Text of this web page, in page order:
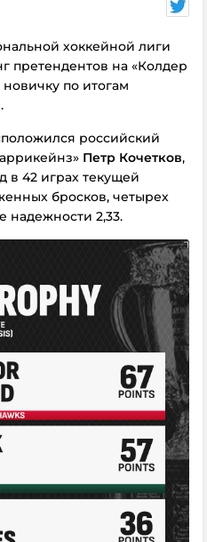
хоккейной лиги
претендентов на «Колдер
по итогам
российский
Петр Кочетков,
в 42 играх текущей
бросков, четырех
надежности 2,33.